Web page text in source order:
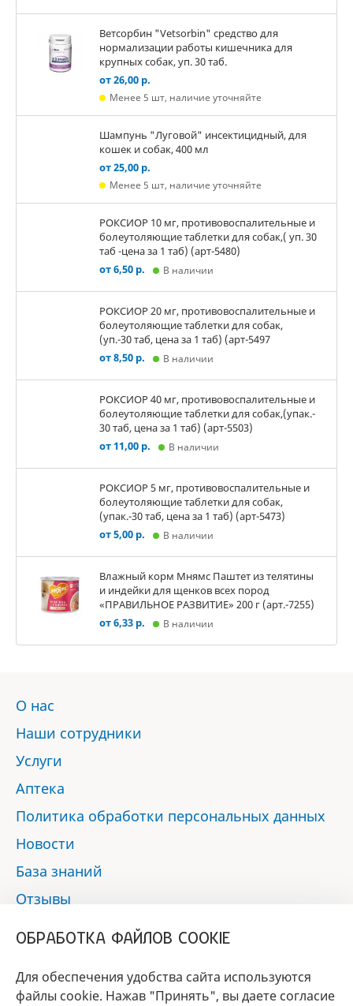
Ветсорбин "Vetsorbin" средство для
нормализации работы кишечника для
крупных собак, уп. 30 таб.
от 26,00 р.
Менее 5 шт, наличие уточняйте
Шампунь "Луговой" инсектицидный, для
кошек и собак, 400 мл
от 25,00 р.
Менее 5 шт, наличие уточняйте
РОКСИОР 10 мг, противовоспалительные и
болеутоляющие таблетки для собак,( уп. 30
таб -цена за 1 таб) (арт-5480)
от 6,50 р.
В наличии
РОКСИОР 20 мг, противовоспалительные и
болеутоляющие таблетки для собак,
(уп.-30 таб, цена за 1 таб) (арт-5497
от 8,50 р.
В наличии
РОКСИОР 40 мг, противовоспалительные и
болеутоляющие таблетки для собак,(упак.-
30 таб, цена за 1 таб) (арт-5503)
от 11,00 р.
В наличии
РОКСИОР 5 мг, противовоспалительные и
болеутоляющие таблетки для собак,
(упак.-30 таб, цена за 1 таб) (арт-5473)
от 5,00 р.
В наличии
Влажный корм Мнямс Паштет из телятины
и индейки для щенков всех пород
«ПРАВИЛЬНОЕ РАЗВИТИЕ» 200 г (арт.-7255)
от 6,33 р.
В наличии
О нас
Наши сотрудники
Услуги
Аптека
Политика обработки персональных данных
Новости
База знаний
Отзывы
ОБРАБОТКА ФАЙЛОВ COOKIE
Для обеспечения удобства сайта используются
файлы cookie. Нажав "Принять", вы даете согласие